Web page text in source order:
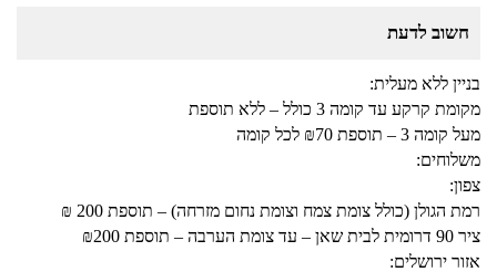
חשוב לדעת
בניין ללא מעלית:
מקומת קרקע עד קומה 3 כולל – ללא תוספת
מעל קומה 3 – תוספת ₪70 לכל קומה
משלוחים:
צפון:
רמת הגולן (כולל צומת צמח וצומת נחום מזרחה) – תוספת 200 ₪
ציר 90 דרומית לבית שאן – עד צומת הערבה – תוספת ₪200
אזור ירושלים: